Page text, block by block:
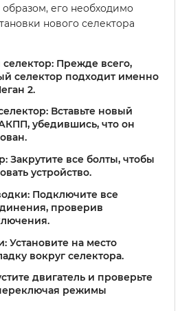
его необходимо
нового селектора
Прежде всего,
селектор подходит именно
2.
Вставьте новый
убедившись, что он
Закрутите все болты, чтобы
устройство.
Подключите все
проверив
Установите на место
вокруг селектора.
двигатель и проверьте
режимы